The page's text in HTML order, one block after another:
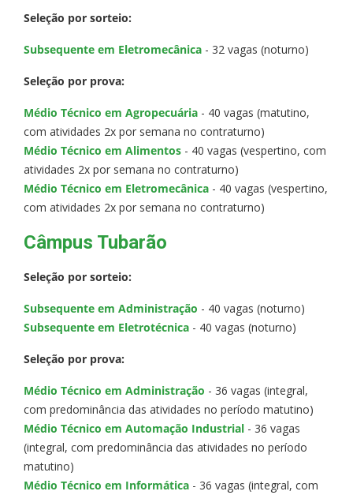
Seleção por sorteio:
Subsequente em Eletromecânica - 32 vagas (noturno)
Seleção por prova:
Médio Técnico em Agropecuária - 40 vagas (matutino,
com atividades 2x por semana no contraturno)
Médio Técnico em Alimentos - 40 vagas (vespertino, com
atividades 2x por semana no contraturno)
Médio Técnico em Eletromecânica - 40 vagas (vespertino,
com atividades 2x por semana no contraturno)
Câmpus Tubarão
Seleção por sorteio:
Subsequente em Administração - 40 vagas (noturno)
Subsequente em Eletrotécnica - 40 vagas (noturno)
Seleção por prova:
Médio Técnico em Administração - 36 vagas (integral,
com predominância das atividades no período matutino)
Médio Técnico em Automação Industrial - 36 vagas
(integral, com predominância das atividades no período
matutino)
Médio Técnico em Informática - 36 vagas (integral, com